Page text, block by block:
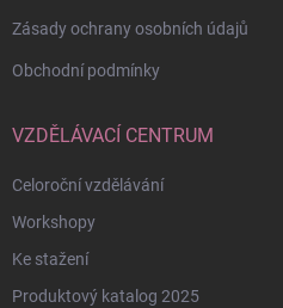
Zásady ochrany osobních údajů
Obchodní podmínky
VZDĚLÁVACÍ CENTRUM
Celoroční vzdělávání
Workshopy
Ke stažení
Produktový katalog 2025